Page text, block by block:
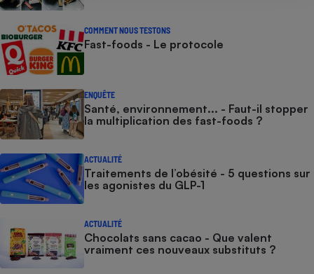
COMMENT NOUS TESTONS
Fast-foods - Le protocole
ENQUÊTE
Santé, environnement... - Faut-il stopper
la multiplication des fast-foods ?
ACTUALITÉ
Traitements de l’obésité - 5 questions sur
les agonistes du GLP-1
ACTUALITÉ
Chocolats sans cacao - Que valent
vraiment ces nouveaux substituts ?